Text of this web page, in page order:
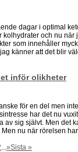
dagar i optimal
och nu
som innehåller
känner att det blir
inför olikheter
för en del men
har det nu
av sig självt. Men det
nu när rörelsen
...»Sista »